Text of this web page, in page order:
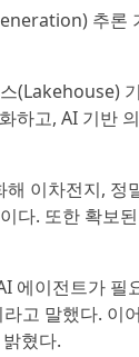
추론
(Lakehouse)
하고, AI 기반
이차전지, 정
다. 또한 확보
에이전트가 필
고 말했다. 이
혔다.